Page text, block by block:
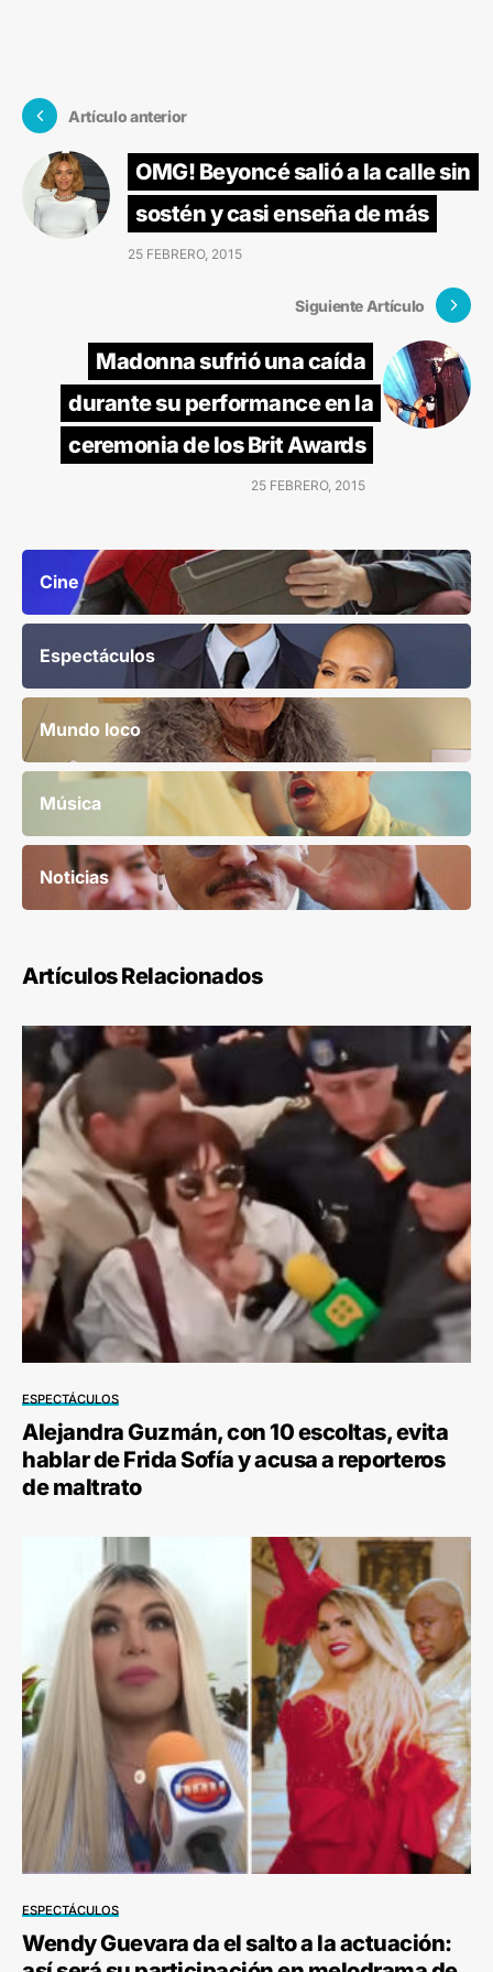
Artículo anterior
OMG! Beyoncé salió a la calle sin
sostén y casi enseña de más
25 FEBRERO, 2015
Siguiente Artículo
Madonna sufrió una caída
durante su performance en la
ceremonia de los Brit Awards
25 FEBRERO, 2015
Cine
Espectáculos
Mundo loco
Música
Noticias
Artículos Relacionados
ESPECTÁCULOS
Alejandra Guzmán, con 10 escoltas, evita
hablar de Frida Sofía y acusa a reporteros
de maltrato
ESPECTÁCULOS
Wendy Guevara da el salto a la actuación: